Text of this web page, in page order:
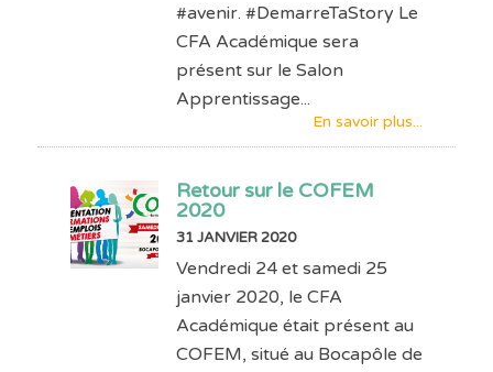
#avenir. #DemarreTaStory Le
CFA Académique sera
présent sur le Salon
Apprentissage...
En savoir plus...
Retour sur le COFEM
2020
31 JANVIER 2020
Vendredi 24 et samedi 25
janvier 2020, le CFA
Académique était présent au
COFEM, situé au Bocapôle de